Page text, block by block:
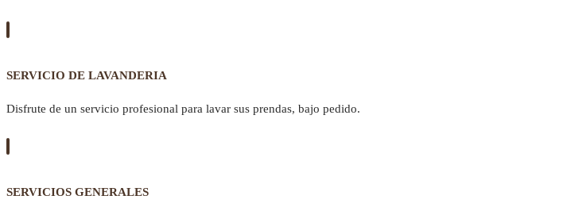
SERVICIO DE LAVANDERIA
Disfrute de un servicio profesional para lavar sus prendas, bajo pedido.
SERVICIOS GENERALES